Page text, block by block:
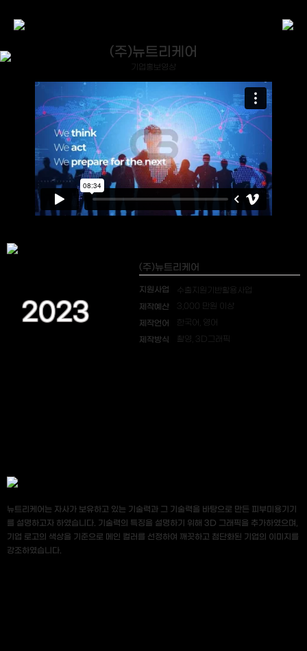
(주)뉴트리케어
기업홍보영상
2023
(주)뉴트리케어
지원사업 수출지원기반활용사업
제작예산 3,000 만원 이상
제작언어 한국어, 영어
제작방식 촬영, 3D그래픽
뉴트리케어는 자사가 보유하고 있는 기술력과 그 기술력을 바탕으로 만든 피부미용기기
를 설명하고자 하였습니다. 기술력의 특징을 설명하기 위해 3D 그래픽을 추가하였으며,
기업 로고의 색상을 기준으로 메인 컬러를 선정하여 깨끗하고 첨단화된 기업의 이미지를
강조하였습니다.